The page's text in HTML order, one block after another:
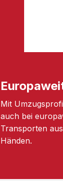
Mit
auch bei
Transporten
Händen.